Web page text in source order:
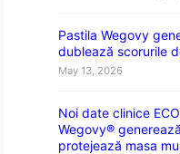
Pastila Wegovy
dublează scorurile
May 13, 2026
Noi date clinice
Wegovy®
protejează masa